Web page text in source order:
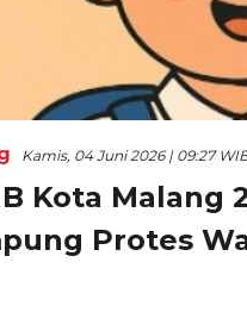
Kamis, 04 Juni 2026 | 09:27
Kota Malang
Protes